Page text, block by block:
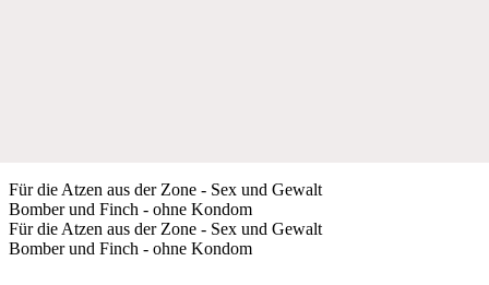
Für die Atzen aus der Zone - Sex und Gewalt
Bomber und Finch - ohne Kondom
Für die Atzen aus der Zone - Sex und Gewalt
Bomber und Finch - ohne Kondom